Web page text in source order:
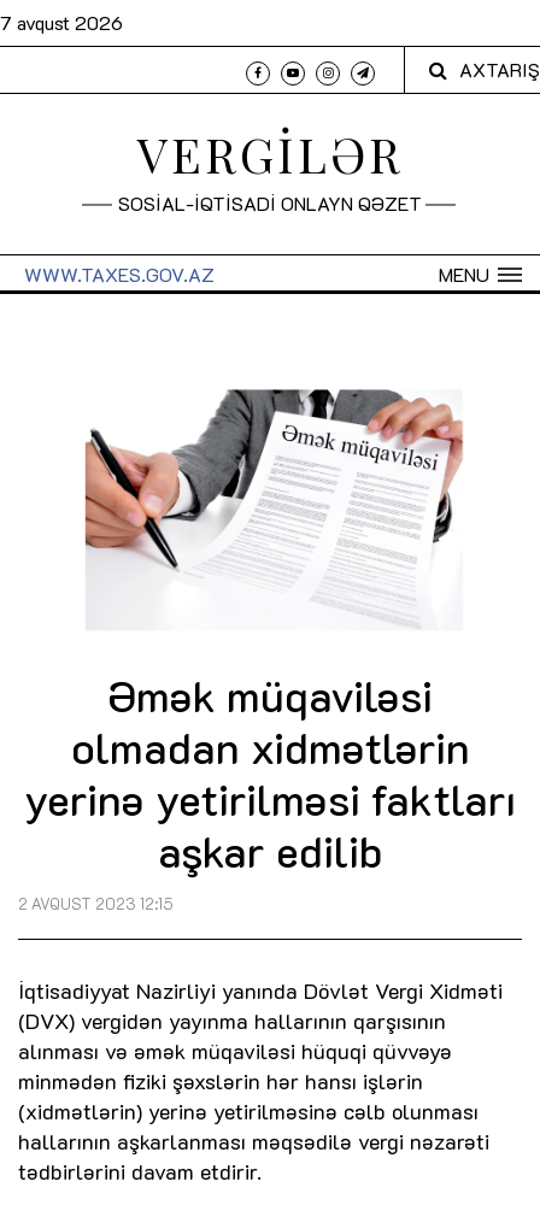
7 avqust 2026
AXTARIŞ
VERGİLƏR
SOSİAL-İQTİSADİ ONLAYN QƏZET
MENU
WWW.TAXES.GOV.AZ
Əmək müqaviləsi
olmadan xidmətlərin
yerinə yetirilməsi faktları
aşkar edilib
2 AVQUST 2023 12:15
İqtisadiyyat Nazirliyi yanında Dövlət Vergi Xidməti
(DVX) vergidən yayınma hallarının qarşısının
alınması və əmək müqaviləsi hüquqi qüvvəyə
minmədən fiziki şəxslərin hər hansı işlərin
(xidmətlərin) yerinə yetirilməsinə cəlb olunması
hallarının aşkarlanması məqsədilə vergi nəzarəti
tədbirlərini davam etdirir.